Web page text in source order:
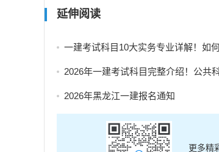
延伸阅读
一建考试科目10大实务专业详解！如何
2026年一建考试科目完整介绍！公共
2026年黑龙江一建报名通知
更多精